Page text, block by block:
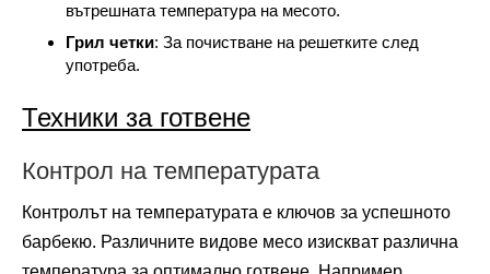
вътрешната температура на месото.
Грил четки: За почистване на решетките след
употреба.
Техники за готвене
Контрол на температурата
Контролът на температурата е ключов за успешното
барбекю. Различните видове месо изискват различна